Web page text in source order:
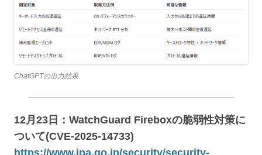
ChatGPTの出力結果
12月23日：WatchGuard Fireboxの脆弱性対策に
ついて(CVE-2025-14733)